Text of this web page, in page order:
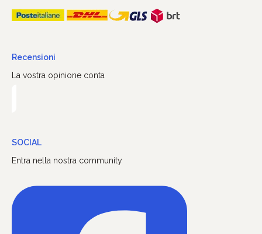
Recensioni
La vostra opinione conta
SOCIAL
Entra nella nostra community